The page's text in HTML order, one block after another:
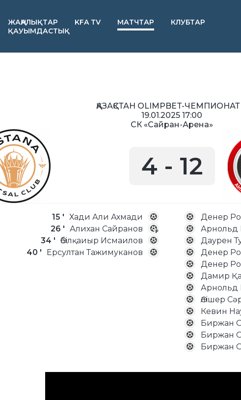
ЖАҢАЛЫҚТАР KFA TV МАТЧТАР
КЛУБТАР
ҚАУЫМДАСТЫҚ
ҚАЗАҚСТАН OLIMPBET-
19.01.2025 17:00
СК «Сайран-Арена»
4 - 12
15 '
Хади Али Ахмади
26 ' Алихан Сайранов
34 ' Әбілқаиыр Исмаилов
40 '
Ерсултан Тажимуканов
Денер
Арнольд
Даурен
Денер
Денер
Дамир
Арнольд
Әлішер
Кевин
Биржан
Биржан
Биржан